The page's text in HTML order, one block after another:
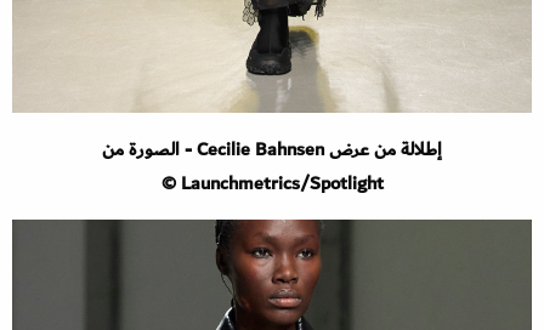
إطلالة من عرض Cecilie Bahnsen - الصورة من
Launchmetrics/Spotlight ©